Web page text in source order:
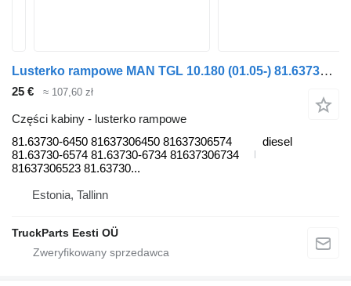
Lusterko rampowe MAN TGL 10.180 (01.05-) 81.63730-6450 do ciągnika siodłowego MAN TGL, TGM, TGS, TGX (2005-2021)
25 € ≈ 107,60 zł
Części kabiny - lusterko rampowe
81.63730-6450 81637306450 81637306574
81.63730-6574 81.63730-6734 81637306734
81637306523 81.63730...
diesel
Estonia, Tallinn
TruckParts Eesti OÜ